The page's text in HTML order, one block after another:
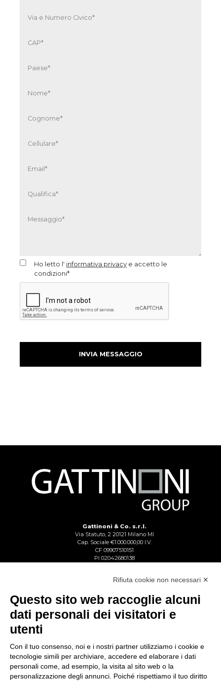
Ho letto l' informativa privacy e accetto le
condizioni*
Gattinoni & Co. s.r.l.
Via Statuto, 2 20121 Milano MI
Cap. Sociale €1.000.000,00 I.V.
CF 09907510151
PI 02042680138
Rifiuta cookie non necessari ✕
Questo sito web raccoglie alcuni
dati personali dei visitatori e
utenti
Con il tuo consenso, noi e i nostri partner utilizziamo i cookie e
tecnologie simili per archiviare, accedere ed elaborare i dati
personali come, ad esempio, la visita al sito web o la
personalizzazione degli annunci. Poiché rispettiamo il tuo diritto